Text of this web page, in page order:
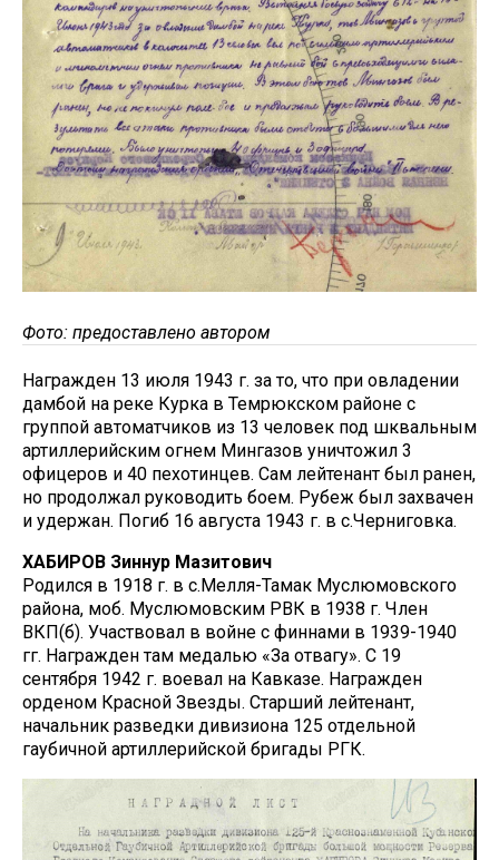
Фото: предоставлено автором
Награжден 13 июля 1943 г. за то, что при овладении
дамбой на реке Курка в Темрюкском районе с
группой автоматчиков из 13 человек под шквальным
артиллерийским огнем Мингазов уничтожил 3
офицеров и 40 пехотинцев. Сам лейтенант был ранен,
но продолжал руководить боем. Рубеж был захвачен
и удержан. Погиб 16 августа 1943 г. в с.Черниговка.
ХАБИРОВ Зиннур Мазитович
Родился в 1918 г. в с.Мелля-Тамак Муслюмовского
района, моб. Муслюмовским РВК в 1938 г. Член
ВКП(б). Участвовал в войне с финнами в 1939-1940
гг. Награжден там медалью «За отвагу». С 19
сентября 1942 г. воевал на Кавказе. Награжден
орденом Красной Звезды. Старший лейтенант,
начальник разведки дивизиона 125 отдельной
гаубичной артиллерийской бригады РГК.